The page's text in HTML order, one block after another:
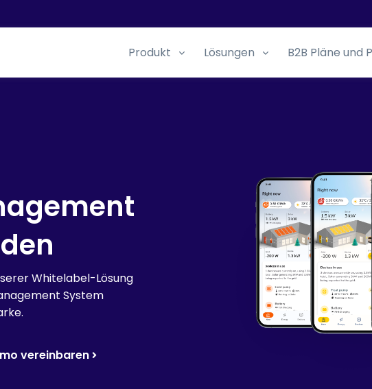
Produkt Lösungen B2B Pläne und
Whitelabel-Lösung
System
vereinbaren